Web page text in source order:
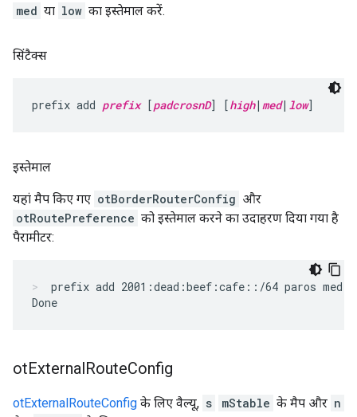
med या low का इस्तेमाल करें.
सिंटैक्स
prefix add prefix [padcrosnD] [high| med| low]
इस्तेमाल
यहां मैप किए गए otBorderRouterConfig और
otRoutePreference को इस्तेमाल करने का उदाहरण दिया गया है
पैरामीटर:
prefix add 2001:dead:beef:cafe::/64 paros med
otExternalRouteConfig
otExternalRouteConfig के लिए वैल्यू, s mStable के मैप और n